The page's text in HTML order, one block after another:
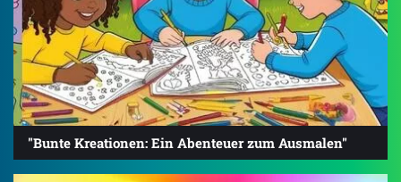
"Bunte Kreationen: Ein Abenteuer zum Ausmalen"